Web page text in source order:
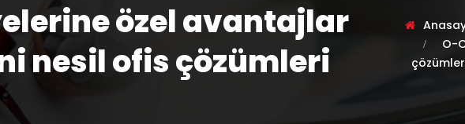
özel avantajlar
nesil ofis çözümleri
O-